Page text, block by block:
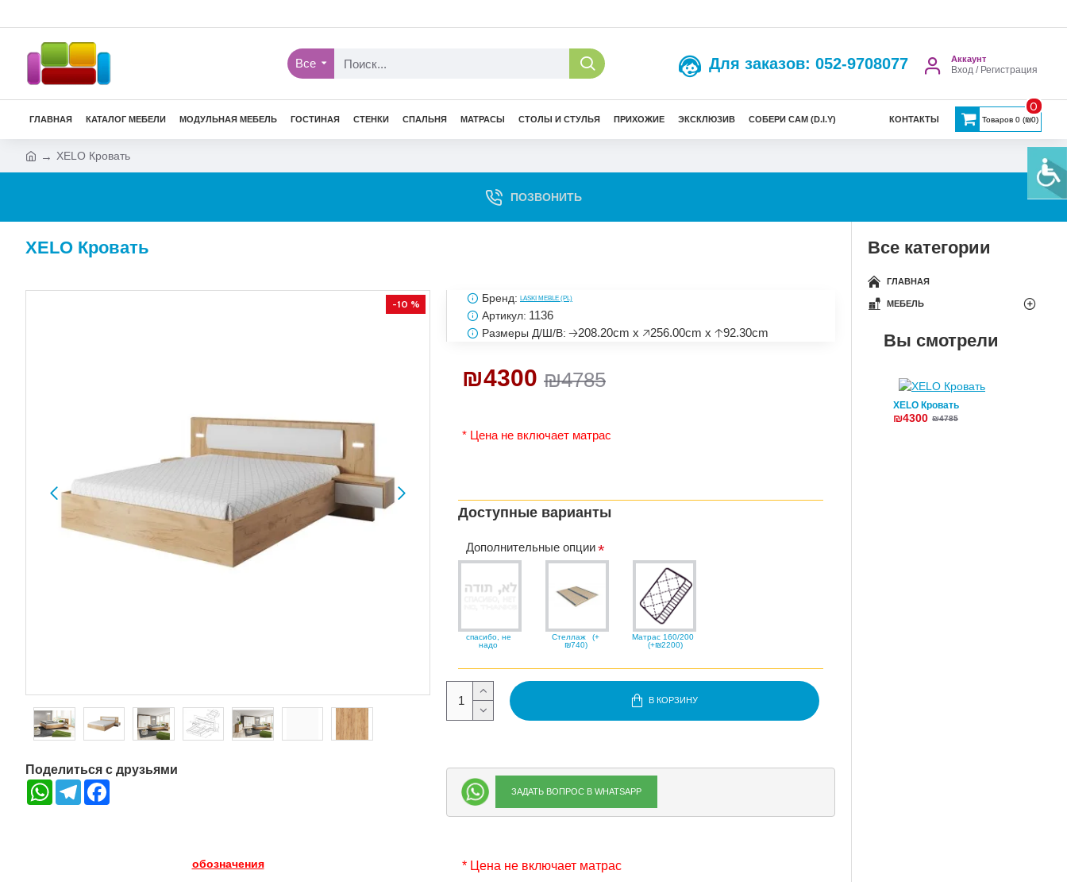
Все Для заказов: 052-9708077 Аккаунт
Вход / Регистрация
ГЛАВНАЯ КАТАЛОГ МЕБЕЛИ МОДУЛЬНАЯ МЕБЕЛЬ ГОСТИНАЯ СТЕНКИ СПАЛЬНЯ МАТРАСЫ СТОЛЫ И СТУЛЬЯ ПРИХОЖИЕ ЭКСКЛЮЗИВ СОБЕРИ САМ (D.I.Y) КОНТАКТЫ Товаров 0 (₪0)
0
XELO Кровать
ПОЗВОНИТЬ
XELO Кровать
-10 %
Поделиться с друзьями
WhatsAppTelegram
обозначения
* Цена не включает матрас
₪4785
₪4300
Бренд: LASKI MEBLE (PL)
Артикул: 1136
Размеры Д/Ш/В: 🡢208.20cm x 🡥256.00cm x 🡡92.30cm
Доступные варианты
Дополнительные опции
спасибо, не
надо
Стеллаж
(+
₪740)
Матрас 160/200
(+₪2200)
В КОРЗИНУ
ЗАДАТЬ ВОПРОС В WHATSAPP
* Цена не включает матрас
Все категории
ГЛАВНАЯ
МЕБЕЛЬ
Вы смотрели
XELO Кровать
₪4300 ₪4785